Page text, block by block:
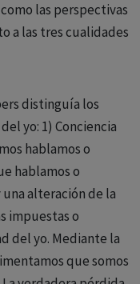
las perspectivas
a las tres cualidades
tanto el
internas del cuerpo
dos aspectos
consciente de uno
pensamientos y
distinguía los
yo: 1) Conciencia
hablamos o
hablamos o
alteración de la
impuestas o
del yo. Mediante la
que somos